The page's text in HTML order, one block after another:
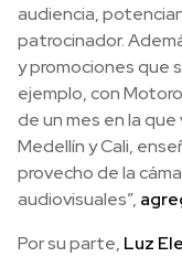
audiencia,
patrocinador.
y promociones que
ejemplo, con
de un mes en la
Medellín y Cali,
provecho de la
audiovisuales”,
Por su parte, Luz